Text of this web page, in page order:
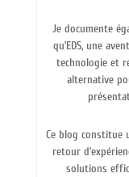
Je documente
qu’EDS, une
technologie et
alternative
Ce blog constitue
retour
solutions